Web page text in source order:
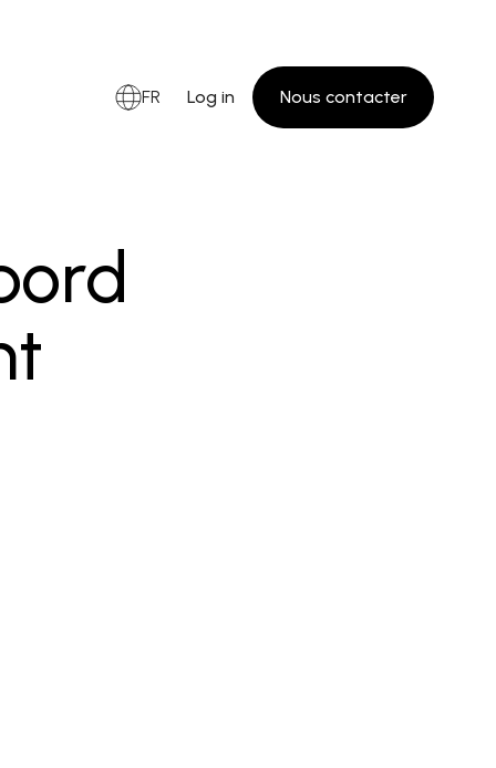
FR Log in Nous contacter